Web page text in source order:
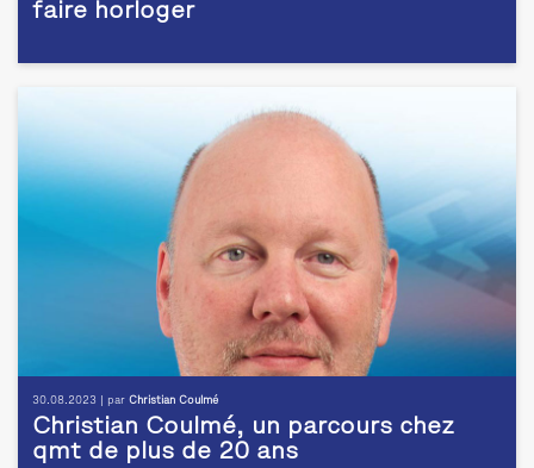
faire horloger
30.08.2023 | par Christian Coulmé
Christian Coulmé, un parcours chez
qmt de plus de 20 ans